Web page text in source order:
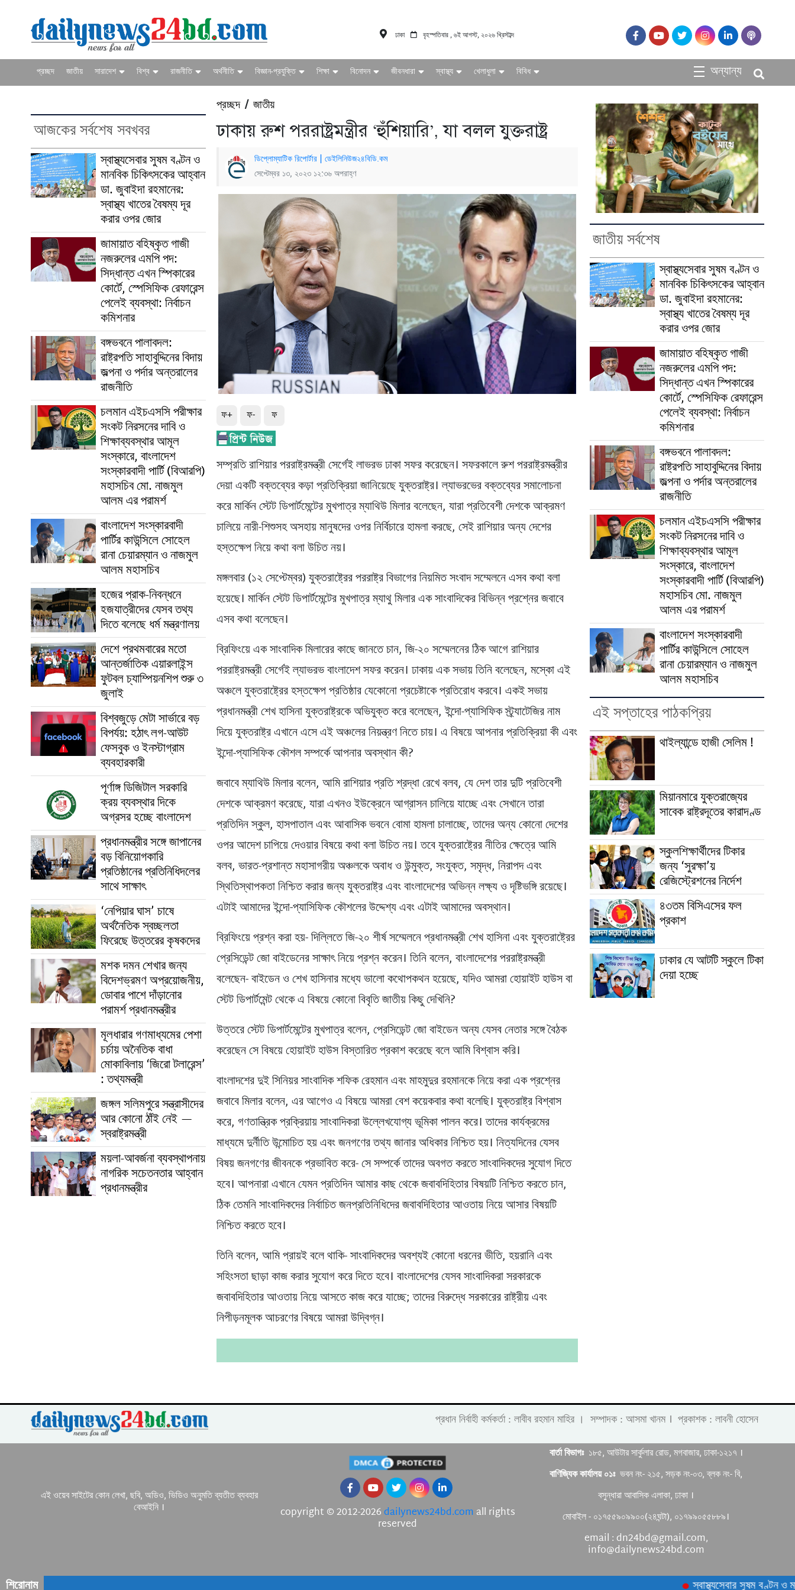
ঢাকা বৃহস্পতিবার , ৬ই আগস্ট, ২০২৬ খ্রিস্টাব্দ
প্রচ্ছদ জাতীয় সারাদেশ বিশ্ব রাজনীতি অর্থনীতি বিজ্ঞান-প্রযুক্তি শিক্ষা বিনোদন জীবনধারা স্বাস্থ্য খেলাধুলা বিবিধ অন্যান্য
আজকের সর্বশেষ সবখবর
স্বাস্থ্যসেবার সুষম বণ্টন ও
মানবিক চিকিৎসকের আহ্বান
ডা. জুবাইদা রহমানের:
স্বাস্থ্য খাতের বৈষম্য দূর
করার ওপর জোর
জামায়াত বহিষ্কৃত গাজী
নজরুলের এমপি পদ:
সিদ্ধান্ত এখন স্পিকারের
কোর্টে, স্পেসিফিক রেফারেন্স
পেলেই ব্যবস্থা: নির্বাচন
কমিশনার
বঙ্গভবনে পালাবদল:
রাষ্ট্রপতি সাহাবুদ্দিনের বিদায়
জল্পনা ও পর্দার অন্তরালের
রাজনীতি
চলমান এইচএসসি পরীক্ষার
সংকট নিরসনের দাবি ও
শিক্ষাব্যবস্থার আমূল
সংস্কারে, বাংলাদেশ
সংস্কারবাদী পার্টি (বিআরপি)
মহাসচিব মো. নাজমুল
আলম এর পরামর্শ
বাংলাদেশ সংস্কারবাদী
পার্টির কাউন্সিলে সোহেল
রানা চেয়ারম্যান ও নাজমুল
আলম মহাসচিব
হজের প্রাক-নিবন্ধনে
হজযাত্রীদের যেসব তথ্য
দিতে বলেছে ধর্ম মন্ত্রণালয়
দেশে প্রথমবারের মতো
আন্তর্জাতিক এয়ারলাইন্স
ফুটবল চ্যাম্পিয়নশিপ শুরু ৩
জুলাই
বিশ্বজুড়ে মেটা সার্ভারে বড়
বিপর্যয়: হঠাৎ লগ-আউট
ফেসবুক ও ইনস্টাগ্রাম
ব্যবহারকারী
পূর্ণাঙ্গ ডিজিটাল সরকারি
ক্রয় ব্যবস্থার দিকে
অগ্রসর হচ্ছে বাংলাদেশ
প্রধানমন্ত্রীর সঙ্গে জাপানের
বড় বিনিয়োগকারি
প্রতিষ্ঠানের প্রতিনিধিদলের
সাথে সাক্ষাৎ
‘নেপিয়ার ঘাস’ চাষে
অর্থনৈতিক স্বচ্ছলতা
ফিরেছে উত্তরের কৃষকদের
মশক দমন শেখার জন্য
বিদেশভ্রমণ অপ্রয়োজনীয়,
ডোবার পাশে দাঁড়ানোর
পরামর্শ প্রধানমন্ত্রীর
মূলধারার গণমাধ্যমের পেশা
চর্চায় অনৈতিক বাধা
মোকাবিলায় ‘জিরো টলারেন্স’
: তথ্যমন্ত্রী
জঙ্গল সলিমপুরে সন্ত্রাসীদের
আর কোনো ঠাঁই নেই —
স্বরাষ্ট্রমন্ত্রী
ময়লা-আবর্জনা ব্যবস্থাপনায়
নাগরিক সচেতনতার আহ্বান
প্রধানমন্ত্রীর
প্রচ্ছদ/জাতীয়
ঢাকায় রুশ পররাষ্ট্রমন্ত্রীর ‘হুঁশিয়ারি’, যা বলল যুক্তরাষ্ট্র
ডিপ্লোম্যাটিক রিপোর্টার | ডেইলিনিউজ২৪বিডি.কম
সেপ্টেম্বর ১৩, ২০২৩ ১২:৩৬ অপরাহ্ণ
ফ+ ফ- ফ
সম্প্রতি রাশিয়ার পররাষ্ট্রমন্ত্রী সের্গেই লাভরভ ঢাকা সফর করেছেন। সফরকালে রুশ পররাষ্ট্রমন্ত্রীর
দেয়া একটি বক্তব্যের কড়া প্রতিক্রিয়া জানিয়েছে যুক্তরাষ্ট্র। ল্যাভরভের বক্তব্যের সমালোচনা
করে মার্কিন স্টেট ডিপার্টমেন্টের মুখপাত্র ম্যাথিউ মিলার বলেছেন, যারা প্রতিবেশী দেশকে আক্রমণ
চালিয়ে নারী-শিশুসহ অসহায় মানুষদের ওপর নির্বিচারে হামলা করছে, সেই রাশিয়ার অন্য দেশের
হস্তক্ষেপ নিয়ে কথা বলা উচিত নয়।
মঙ্গলবার (১২ সেপ্টেম্বর) যুক্তরাষ্ট্রের পররাষ্ট্র বিভাগের নিয়মিত সংবাদ সম্মেলনে এসব কথা বলা
হয়েছে। মার্কিন স্টেট ডিপার্টমেন্টের মুখপাত্র ম্যাথু মিলার এক সাংবাদিকের বিভিন্ন প্রশ্নের জবাবে
এসব কথা বলেছেন।
ব্রিফিংয়ে এক সাংবাদিক মিলারের কাছে জানতে চান, জি-২০ সম্মেলনের ঠিক আগে রাশিয়ার
পররাষ্ট্রমন্ত্রী সের্গেই ল্যাভরভ বাংলাদেশ সফর করেন। ঢাকায় এক সভায় তিনি বলেছেন, মস্কো এই
অঞ্চলে যুক্তরাষ্ট্রের হস্তক্ষেপ প্রতিষ্ঠার যেকোনো প্রচেষ্টাকে প্রতিরোধ করবে। একই সভায়
প্রধানমন্ত্রী শেখ হাসিনা যুক্তরাষ্ট্রকে অভিযুক্ত করে বলেছেন, ইন্দো-প্যাসিফিক স্ট্র্যাটেজির নাম
দিয়ে যুক্তরাষ্ট্র এখানে এসে এই অঞ্চলের নিয়ন্ত্রণ নিতে চায়। এ বিষয়ে আপনার প্রতিক্রিয়া কী এবং
ইন্দো-প্যাসিফিক কৌশল সম্পর্কে আপনার অবস্থান কী?
জবাবে ম্যাথিউ মিলার বলেন, আমি রাশিয়ার প্রতি শ্রদ্ধা রেখে বলব, যে দেশ তার দুটি প্রতিবেশী
দেশকে আক্রমণ করেছে, যারা এখনও ইউক্রেনে আগ্রাসন চালিয়ে যাচ্ছে এবং সেখানে তারা
প্রতিদিন স্কুল, হাসপাতাল এবং আবাসিক ভবনে বোমা হামলা চালাচ্ছে, তাদের অন্য কোনো দেশের
ওপর আদেশ চাপিয়ে দেওয়ার বিষয়ে কথা বলা উচিত নয়। তবে যুক্তরাষ্ট্রের নীতির ক্ষেত্রে আমি
বলব, ভারত-প্রশান্ত মহাসাগরীয় অঞ্চলকে অবাধ ও উন্মুক্ত, সংযুক্ত, সমৃদ্ধ, নিরাপদ এবং
স্থিতিস্থাপকতা নিশ্চিত করার জন্য যুক্তরাষ্ট্র এবং বাংলাদেশের অভিন্ন লক্ষ্য ও দৃষ্টিভঙ্গি রয়েছে।
এটাই আমাদের ইন্দো-প্যাসিফিক কৌশলের উদ্দেশ্য এবং এটাই আমাদের অবস্থান।
ব্রিফিংয়ে প্রশ্ন করা হয়- দিল্লিতে জি-২০ শীর্ষ সম্মেলনে প্রধানমন্ত্রী শেখ হাসিনা এবং যুক্তরাষ্ট্রের
প্রেসিডেন্ট জো বাইডেনের সাক্ষাৎ নিয়ে প্রশ্ন করেন। তিনি বলেন, বাংলাদেশের পররাষ্ট্রমন্ত্রী
বলেছেন- বাইডেন ও শেখ হাসিনার মধ্যে ভালো কথোপকথন হয়েছে, যদিও আমরা হোয়াইট হাউস বা
স্টেট ডিপার্টমেন্ট থেকে এ বিষয়ে কোনো বিবৃতি জাতীয় কিছু দেখিনি?
উত্তরে স্টেট ডিপার্টমেন্টের মুখপাত্র বলেন, প্রেসিডেন্ট জো বাইডেন অন্য যেসব নেতার সঙ্গে বৈঠক
করেছেন সে বিষয়ে হোয়াইট হাউস বিস্তারিত প্রকাশ করেছে বলে আমি বিশ্বাস করি।
বাংলাদশের দুই সিনিয়র সাংবাদিক শফিক রেহমান এবং মাহমুদুর রহমানকে নিয়ে করা এক প্রশ্নের
জবাবে মিলার বলেন, এর আগেও এ বিষয়ে আমরা বেশ কয়েকবার কথা বলেছি। যুক্তরাষ্ট্র বিশ্বাস
করে, গণতান্ত্রিক প্রক্রিয়ায় সাংবাদিকরা উল্লেখযোগ্য ভূমিকা পালন করে। তাদের কার্যক্রমের
মাধ্যমে দুর্নীতি উন্মোচিত হয় এবং জনগণের তথ্য জানার অধিকার নিশ্চিত হয়। নিত্যদিনের যেসব
বিষয় জনগণের জীবনকে প্রভাবিত করে- সে সম্পর্কে তাদের অবগত করতে সাংবাদিকদের সুযোগ দিতে
হবে। আপনারা এখানে যেমন প্রতিদিন আমার কাছ থেকে জবাবদিহিতার বিষয়টি নিশ্চিত করতে চান,
ঠিক তেমনি সাংবাদিকদের নির্বাচিত জনপ্রতিনিধিদের জবাবদিহিতার আওতায় নিয়ে আসার বিষয়টি
নিশ্চিত করতে হবে।
তিনি বলেন, আমি প্রায়ই বলে থাকি- সাংবাদিকদের অবশ্যই কোনো ধরনের ভীতি, হয়রানি এবং
সহিংসতা ছাড়া কাজ করার সুযোগ করে দিতে হবে। বাংলাদেশের যেসব সাংবাদিকরা সরকারকে
জবাবদিহিতার আওতায় নিয়ে আসতে কাজ করে যাচ্ছে; তাদের বিরুদ্ধে সরকারের রাষ্ট্রীয় এবং
নিপীড়নমূলক আচরণের বিষয়ে আমরা উদ্বিগ্ন।
জাতীয় সর্বশেষ
স্বাস্থ্যসেবার সুষম বণ্টন ও
মানবিক চিকিৎসকের আহ্বান
ডা. জুবাইদা রহমানের:
স্বাস্থ্য খাতের বৈষম্য দূর
করার ওপর জোর
জামায়াত বহিষ্কৃত গাজী
নজরুলের এমপি পদ:
সিদ্ধান্ত এখন স্পিকারের
কোর্টে, স্পেসিফিক রেফারেন্স
পেলেই ব্যবস্থা: নির্বাচন
কমিশনার
বঙ্গভবনে পালাবদল:
রাষ্ট্রপতি সাহাবুদ্দিনের বিদায়
জল্পনা ও পর্দার অন্তরালের
রাজনীতি
চলমান এইচএসসি পরীক্ষার
সংকট নিরসনের দাবি ও
শিক্ষাব্যবস্থার আমূল
সংস্কারে, বাংলাদেশ
সংস্কারবাদী পার্টি (বিআরপি)
মহাসচিব মো. নাজমুল
আলম এর পরামর্শ
বাংলাদেশ সংস্কারবাদী
পার্টির কাউন্সিলে সোহেল
রানা চেয়ারম্যান ও নাজমুল
আলম মহাসচিব
এই সপ্তাহের পাঠকপ্রিয়
থাইল্যান্ডে হাজী সেলিম !
মিয়ানমারে যুক্তরাজ্যের
সাবেক রাষ্ট্রদূতের কারাদণ্ড
স্কুলশিক্ষার্থীদের টিকার
জন্য ‘সুরক্ষা’য়
রেজিস্ট্রেশনের নির্দেশ
৪৩তম বিসিএসের ফল
প্রকাশ
ঢাকার যে আটটি স্কুলে টিকা
দেয়া হচ্ছে
প্রধান নির্বাহী কর্মকর্তা : লাবীব রহমান মাহির । সম্পাদক : আসমা খানম । প্রকাশক : লাবনী হোসেন
এই ওয়েব সাইটের কোন লেখা, ছবি, অডিও, ভিডিও অনুমতি ব্যতীত ব্যবহার
বেআইনি । copyright © 2012-2026dailynews24bd.com all rights
reserved
বার্তা বিভাগঃ১৮৫, আউটার সার্কুলার রোড, মগবাজার, ঢাকা-১২১৭ ।
বাণিজ্যিক কার্যালয় ০১ঃভবন নং- ২১৫, সড়ক নং-০৩, ব্লক নং- বি,
বসুন্ধারা আবাসিক এলাকা, ঢাকা ।
মোবাইল - ০১৭৫৫৯০৯৯০০(২৪ঘন্টা), ০১৭৯৯০৫৫৮৮৯।
email : dn24bd@gmail.com,
info@dailynews24bd.com